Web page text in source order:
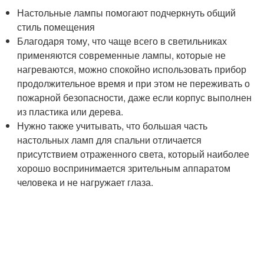
Настольные лампы помогают подчеркнуть общий
стиль помещения
Благодаря тому, что чаще всего в светильниках
применяются современные лампы, которые не
нагреваются, можно спокойно использовать прибор
продолжительное время и при этом не переживать о
пожарной безопасности, даже если корпус выполнен
из пластика или дерева.
Нужно также учитывать, что большая часть
настольных ламп для спальни отличается
присутствием отраженного света, который наиболее
хорошо воспринимается зрительным аппаратом
человека и не нагружает глаза.